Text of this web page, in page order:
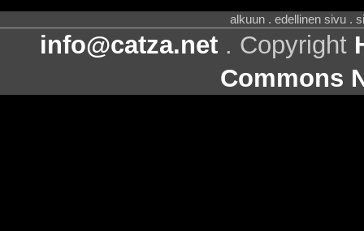
alkuun . edellinen sivu .
info@catza.net . Copyright
Commons